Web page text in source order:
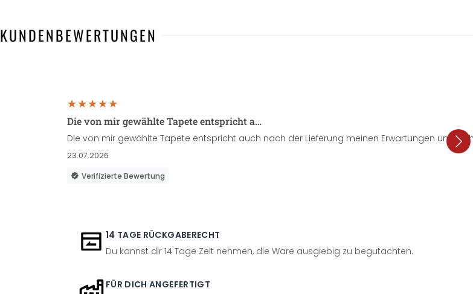
KUNDENBEWERTUNGEN
Die von mir gewählte Tapete entspricht a…
Die von mir gewählte Tapete entspricht auch nach der Lieferung meinen Erwartungen und
23.07.2026
Verifizierte Bewertung
14 TAGE RÜCKGABERECHT
Du kannst dir 14 Tage Zeit nehmen, die Ware ausgiebig zu begutachten.
FÜR DICH ANGEFERTIGT